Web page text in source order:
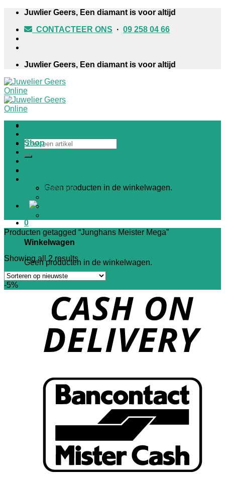
Skip
content
Juwlier Geers, Een diamant is voor altijd
CONTACTEER ONS · 09 258 04 66
Juwlier Geers, Een diamant is voor altijd
Zoeken
naar:
Geen producten in de winkelwagen.
0
Winkelwagen
Geen producten in de winkelwagen.
Shop
HORLOGES
Over ons
Producten getagged “Junghans Meister Mega”
Showing all 2 results
-5%